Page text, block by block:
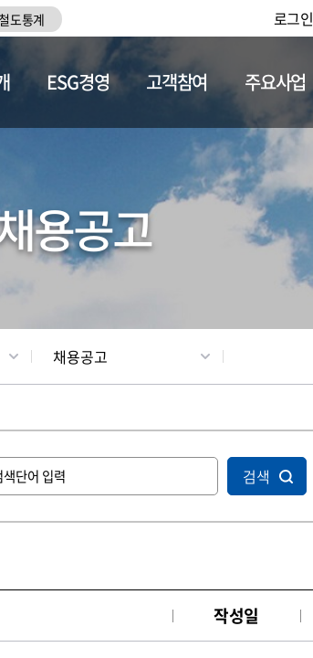
도통계 로그인
채용정보
ESG경영 고객참여 주요사업
용공고
채용공고
검색
작성일